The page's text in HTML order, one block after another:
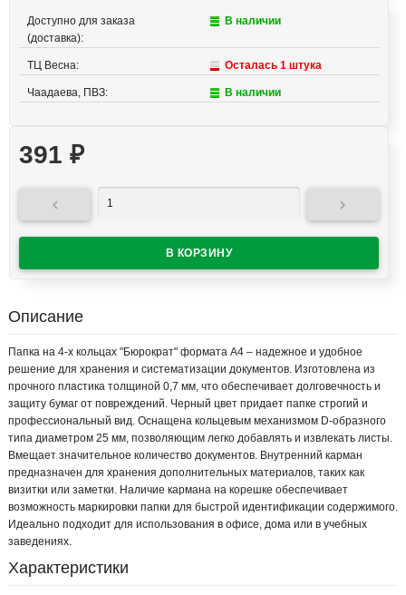
Доступно для заказа
(доставка):
В наличии
ТЦ Весна: Осталась 1 штука
Чаадаева, ПВЗ: В наличии
391 ₽
 
Описание
Папка на 4-х кольцах "Бюрократ" формата А4 – надежное и удобное
решение для хранения и систематизации документов. Изготовлена из
прочного пластика толщиной 0,7 мм, что обеспечивает долговечность и
защиту бумаг от повреждений. Черный цвет придает папке строгий и
профессиональный вид. Оснащена кольцевым механизмом D-образного
типа диаметром 25 мм, позволяющим легко добавлять и извлекать листы.
Вмещает значительное количество документов. Внутренний карман
предназначен для хранения дополнительных материалов, таких как
визитки или заметки. Наличие кармана на корешке обеспечивает
возможность маркировки папки для быстрой идентификации содержимого.
Идеально подходит для использования в офисе, дома или в учебных
заведениях.
Характеристики